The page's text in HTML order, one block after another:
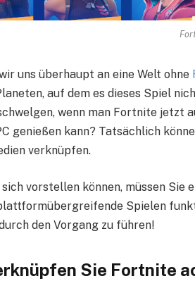
uns überhaupt an eine Welt ohne
auf dem es dieses Spiel
wenn man Fortnite jetzt
genießen kann? Tatsächlich
verknüpfen.
sich vorstellen können, müssen Sie
Spielen
den Vorgang zu führen!
Sie Fortnite